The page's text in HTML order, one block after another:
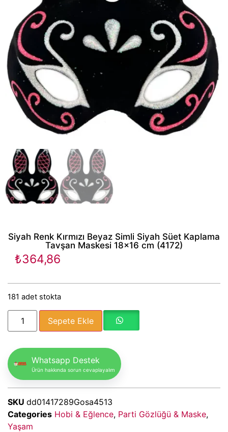
Siyah Renk Kırmızı Beyaz Simli Siyah Süet Kaplama
Tavşan Maskesi 18×16 cm (4172)
₺364,86
181 adet stokta
Sepete Ekle
Whatsapp Destek
Ürün hakkında sorun cevaplayalım
SKU dd01417289Gosa4513
Categories Hobi & Eğlence, Parti Gözlüğü & Maske,
Yaşam